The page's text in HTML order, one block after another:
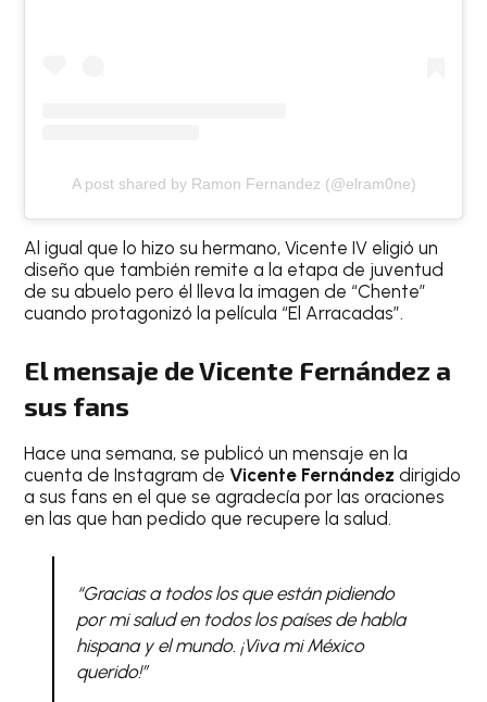
A post shared by Ramon Fernandez (@elram0ne)
Al igual que lo hizo su hermano, Vicente IV eligió un
diseño que también remite a la etapa de juventud
de su abuelo pero él lleva la imagen de “Chente”
cuando protagonizó la película “El Arracadas”.
El mensaje de Vicente Fernández a
sus fans
Hace una semana, se publicó un mensaje en la
cuenta de Instagram de Vicente Fernándezdirigido
a sus fans en el que se agradecía por las oraciones
en las que han pedido que recupere la salud.
“Gracias a todos los que están pidiendo
por mi salud en todos los países de habla
hispana y el mundo. ¡Viva mi México
querido!”